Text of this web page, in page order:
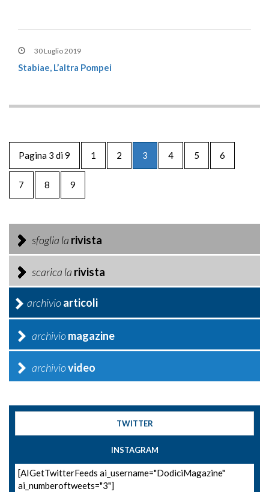
30 Luglio 2019
Stabiae, L’altra Pompei
Pagina 3 di 9 1 2 3 4 5 6
7 8 9
sfoglia la rivista
scarica la rivista
archivioarticoli
archiviomagazine
archiviovideo
TWITTER
INSTAGRAM
[AIGetTwitterFeeds ai_username="DodiciMagazine"
ai_numberoftweets="3"]